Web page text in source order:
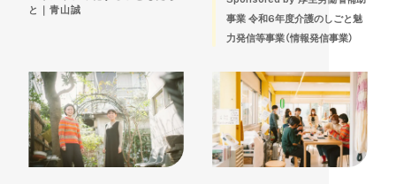
と｜青山誠
事業 令和6年度介護のしごと魅
力発信等事業（情報発信事業）